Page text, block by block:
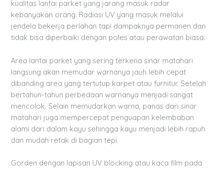
kualitas lantai parket yang jarang masuk radar
kebanyakan orang. Radiasi UV yang masuk melalui
jendela bekerja perlahan tapi dampaknya permanen dan
tidak bisa diperbaiki dengan poles atau perawatan biasa.
Area lantai parket yang sering terkena sinar matahari
langsung akan memudar warnanya jauh lebih cepat
dibanding area yang tertutup karpet atau furnitur. Setelah
bertahun-tahun perbedaan warnanya menjadi sangat
mencolok. Selain memudarkan warna, panas dari sinar
matahari juga mempercepat penguapan kelembaban
alami dari dalam kayu sehingga kayu menjadi lebih rapuh
dan mudah retak di bagian tepi.
Gorden dengan lapisan UV blocking atau kaca film pada